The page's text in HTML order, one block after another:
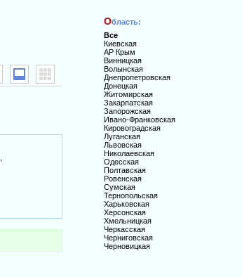
Область:
Все
Киевская
АР Крым
Винницкая
Волынская
Днепропетровская
Донецкая
Житомирская
Закарпатская
Запорожская
Ивано-Франковская
Кировоградская
Луганская
Львовская
Николаевская
Одесская
Полтавская
Ровенская
Сумская
Тернопольская
Харьковская
Херсонская
Хмельницкая
Черкасская
Черниговская
Черновицкая